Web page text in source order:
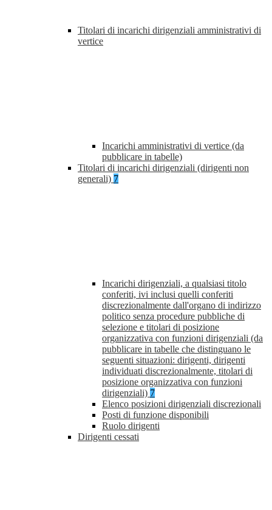
Titolari di incarichi dirigenziali amministrativi di
vertice
Incarichi amministrativi di vertice (da
pubblicare in tabelle)
Titolari di incarichi dirigenziali (dirigenti non
generali) 7
Incarichi dirigenziali, a qualsiasi titolo
conferiti, ivi inclusi quelli conferiti
discrezionalmente dall'organo di indirizzo
politico senza procedure pubbliche di
selezione e titolari di posizione
organizzativa con funzioni dirigenziali (da
pubblicare in tabelle che distinguano le
seguenti situazioni: dirigenti, dirigenti
individuati discrezionalmente, titolari di
posizione organizzativa con funzioni
dirigenziali) 7
Elenco posizioni dirigenziali discrezionali
Posti di funzione disponibili
Ruolo dirigenti
Dirigenti cessati